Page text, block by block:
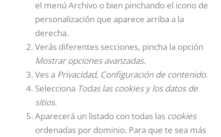
el menú Archivo o bien pinchando el icono de
personalización que aparece arriba a la
derecha.
Verás diferentes secciones, pincha la opción
Mostrar opciones avanzadas.
Ves a Privacidad, Configuración de contenido.
Selecciona Todas las cookies y los datos de
sitios.
Aparecerá un listado con todas las cookies
ordenadas por dominio. Para que te sea más